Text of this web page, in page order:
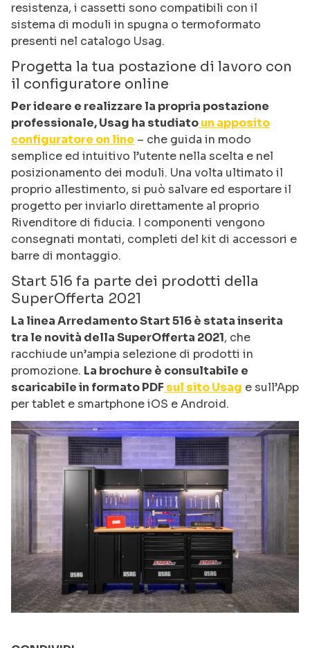
resistenza, i cassetti sono compatibili con il
sistema di moduli in spugna o termoformato
presenti nel catalogo Usag.
Progetta la tua postazione di lavoro con
il configuratore online
Per ideare e realizzare la propria postazione
professionale, Usag ha studiatoun apposito
configuratore on line – che guida in modo
semplice ed intuitivo l’utente nella scelta e nel
posizionamento dei moduli. Una volta ultimato il
proprio allestimento, si può salvare ed esportare il
progetto per inviarlo direttamente al proprio
Rivenditore di fiducia. I componenti vengono
consegnati montati, completi del kit di accessori e
barre di montaggio.
Start 516 fa parte dei prodotti della
SuperOfferta 2021
La linea Arredamento Start 516 è stata inserita
tra le novità della SuperOfferta 2021, che
racchiude un’ampia selezione di prodotti in
promozione. La brochure è consultabile e
scaricabile in formato PDF sul sito Usag e sull’App
per tablet e smartphone iOS e Android.